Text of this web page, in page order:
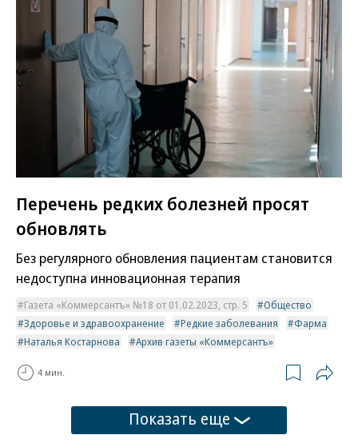
Перечень редких болезней просят
обновлять
Без регулярного обновления пациентам становится
недоступна инновационная терапия
Газета «Коммерсантъ» №18 от 01.02.2023, стр. 5
Общество
Здоровье и здравоохранение
Редкие заболевания
Фарма
Наталья Костарнова
Архив газеты «Коммерсантъ»
4 мин.
Показать еще